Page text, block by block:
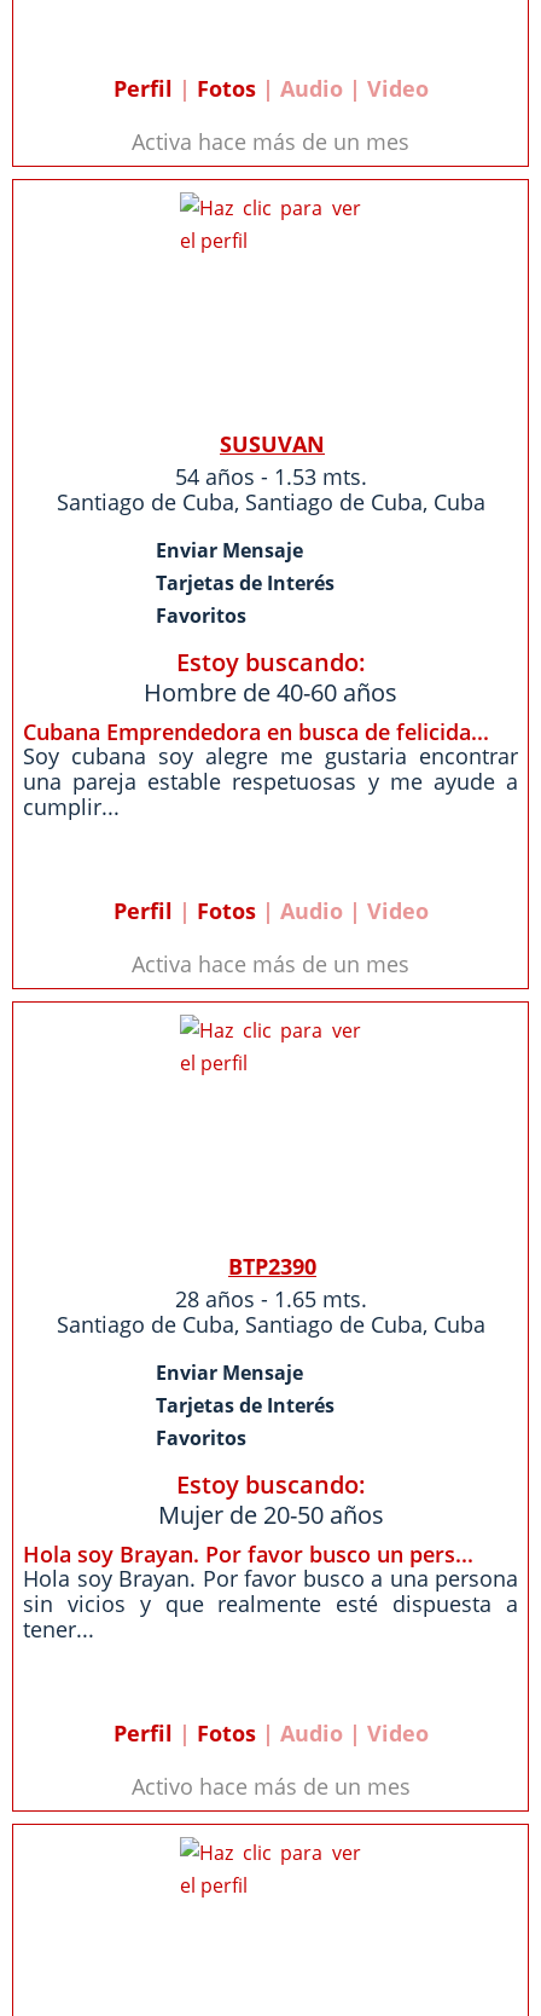
Perfil | Fotos| Audio | Video
Activa hace más de un mes
SUSUVAN
54 años - 1.53 mts.
Santiago de Cuba, Santiago de Cuba, Cuba
Enviar Mensaje
Tarjetas de Interés
Favoritos
Estoy buscando:
Hombre de 40-60 años
Cubana Emprendedora en busca de felicida...
Soy cubana soy alegre me gustaria encontrar
una pareja estable respetuosas y me ayude a
cumplir...
Perfil | Fotos| Audio | Video
Activa hace más de un mes
BTP2390
28 años - 1.65 mts.
Santiago de Cuba, Santiago de Cuba, Cuba
Enviar Mensaje
Tarjetas de Interés
Favoritos
Estoy buscando:
Mujer de 20-50 años
Hola soy Brayan. Por favor busco un pers...
Hola soy Brayan. Por favor busco a una persona
sin vicios y que realmente esté dispuesta a
tener...
Perfil | Fotos| Audio | Video
Activo hace más de un mes